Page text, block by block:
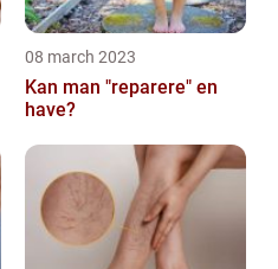
08 march 2023
Kan man "reparere" en
have?